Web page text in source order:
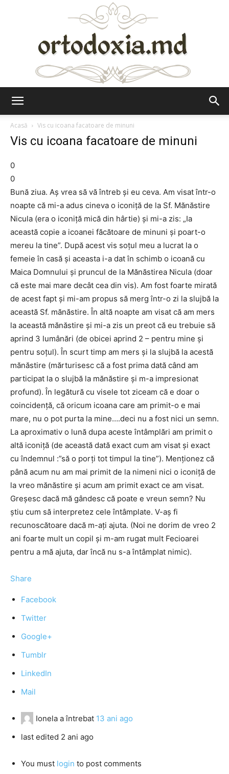
Acasă
Vis cu icoana facatoare de minuni
Vis cu icoana facatoare de minuni
0
0
Bună ziua. Aş vrea să vă întreb şi eu ceva. Am visat într-o
noapte că mi-a adus cineva o iconiţă de la Sf. Mănăstire
Nicula (era o iconiţă mică din hârtie) şi mi-a zis: „Ia
această copie a icoanei făcătoare de minuni şi poart-o
mereu la tine”. După acest vis soţul meu a lucrat la o
femeie în casă şi aceasta i-a dat în schimb o icoană cu
Maica Domnului şi pruncul de la Mănăstirea Nicula (doar
că este mai mare decât cea din vis). Am fost foarte mirată
de acest fapt şi mi-am propus să merg într-o zi la slujbă la
această Sf. mănăstire. În altă noapte am visat că am mers
la această mănăstire şi mi-a zis un preot că eu trebuie să
aprind 3 lumânări (de obicei aprind 2 – pentru mine şi
pentru soţul). În scurt timp am mers şi la slujbă la acestă
mănăstire (mărturisesc că a fost prima dată când am
participat la o slujbă la mănăstire şi m-a impresionat
profund). În legătură cu visele tot ziceam că e doar o
coincidenţă, că oricum icoana care am primit-o e mai
mare, nu o pot purta la mine….deci nu a fost nici un semn.
La aproximativ o lună dupa aceste întâmplări am primit o
altă iconiţă (de această dată exact cum am visat şi exact
cu îndemnul :”să o porţi tot timpul la tine”). Menţionez că
până acum nu am mai primit de la nimeni nici o iconiţă de
la vreo mănăstire şi acum am primit exact ce am visat.
Greşesc dacă mă gândesc că poate e vreun semn? Nu
ştiu cum să interpretez cele întâmplate. V-aş fi
recunoscătoare dacă m-aţi ajuta. (Noi ne dorim de vreo 2
ani foarte mult un copil şi m-am rugat mult Fecioarei
pentru a mă ajuta, dar încă nu s-a întâmplat nimic).
Share
Facebook
Twitter
Google+
Tumblr
LinkedIn
Mail
Ionela a întrebat 13 ani ago
last edited 2 ani ago
You must login to post comments